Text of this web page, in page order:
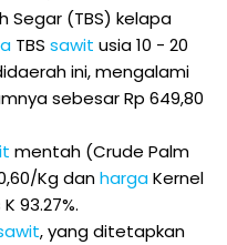
Segar (TBS) kelapa
TBS sawit usia 10 - 20
ini, mengalami
sebesar Rp 649,80
mentah (Crude Palm
Kg danhargaKernel
93.27%.
, yang ditetapkan